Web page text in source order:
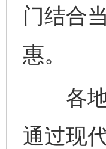
门结合
惠。
各地
通过现